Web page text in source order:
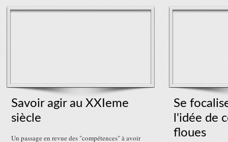
Savoir agir au XXIeme
siècle
Un passage en revue des "compétences" à avoir
Se
l'idée de
floues